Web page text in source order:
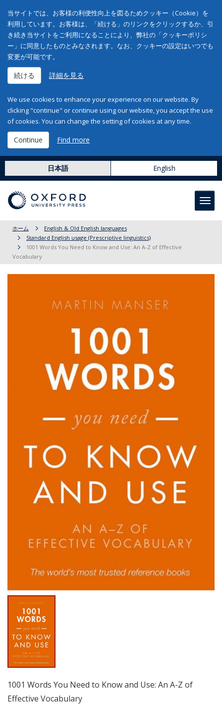
当サイトでは、お客様の利便性向上を図るためクッキー（Cookie）を
利用しています。お客様は、「続ける」のリンクをクリックするか、引
き続き当サイトをご利用になることにより、弊社の「クッキーポリシ
ー」に同意したものとみなされます。なお、クッキーの設定はいつでも
変更が可能です。
続ける 詳細を見る
We use cookies to enhance your experience on our website. By
clicking "continue" or continue using our website, you accept the use
of cookies. You can change the setting of cookies at any time.
Continue Find more
日本語 English
ホーム
English & Old English languages
Standard English usage (Prescriptive linguistics)
1001 Words You Need to Know and Use: An A-Z of Effective
Vocabulary
1001 Words You Need to Know and Use: An A-Z of
Effective Vocabulary